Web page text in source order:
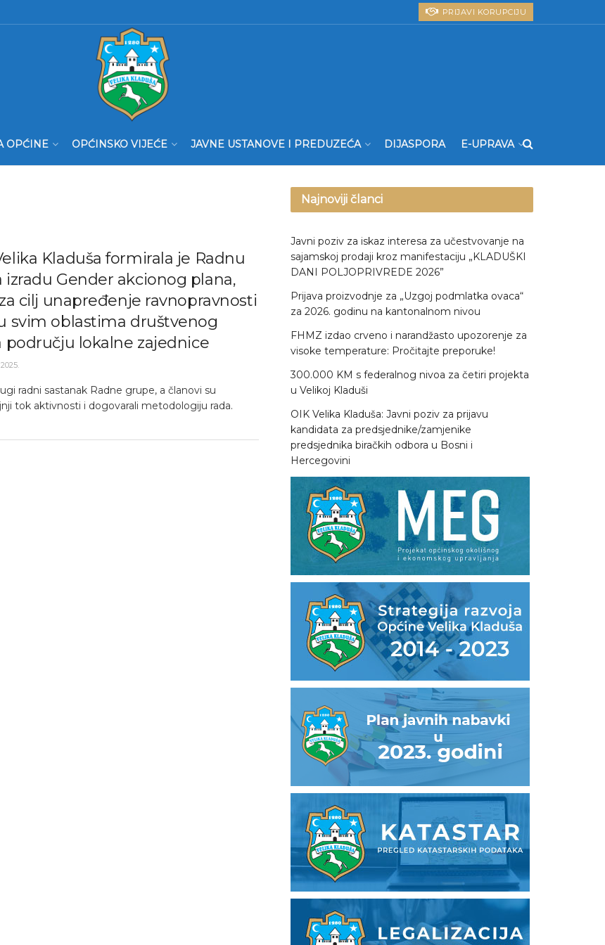
PRIJAVI KORUPCIJU
OPĆINE OPĆINSKO VIJEĆE JAVNE USTANOVE I PREDUZEĆA DIJASPORA E-UPRAVA
Kladuša formirala je Radnu
izradu Gender akcionog plana,
cilj unapređenje ravnopravnosti
svim oblastima društvenog
području lokalne zajednice
radni sastanak Radne grupe, a članovi su
tok aktivnosti i dogovarali metodologiju rada.
Najnoviji članci
Javni poziv za iskaz interesa za učestvovanje na
sajamskoj prodaji kroz manifestaciju „KLADUŠKI
DANI POLJOPRIVREDE 2026”
Prijava proizvodnje za „Uzgoj podmlatka ovaca“
za 2026. godinu na kantonalnom nivou
FHMZ izdao crveno i narandžasto upozorenje za
visoke temperature: Pročitajte preporuke!
300.000 KM s federalnog nivoa za četiri projekta
u Velikoj Kladuši
OIK Velika Kladuša: Javni poziv za prijavu
kandidata za predsjednike/zamjenike
predsjednika biračkih odbora u Bosni i
Hercegovini